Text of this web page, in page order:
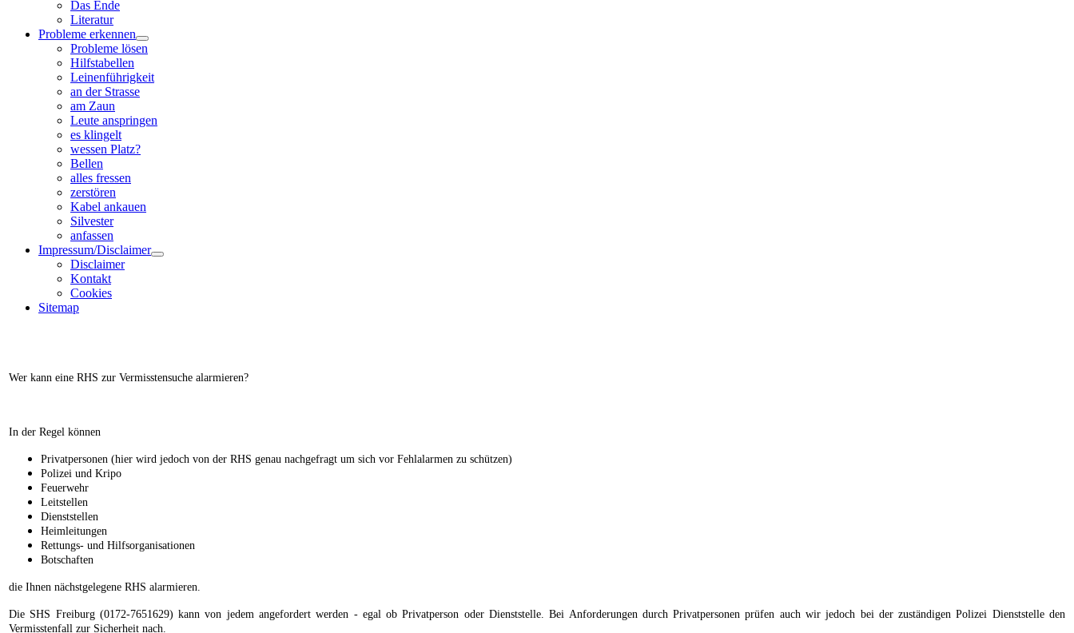
Das Ende
Literatur
Probleme erkennen
Probleme lösen
Hilfstabellen
Leinenführigkeit
an der Strasse
am Zaun
Leute anspringen
es klingelt
wessen Platz?
Bellen
alles fressen
zerstören
Kabel ankauen
Silvester
anfassen
Impressum/Disclaimer
Disclaimer
Kontakt
Cookies
Sitemap
Wer kann eine RHS zur Vermisstensuche alarmieren?
In der Regel können
Privatpersonen (hier wird jedoch von der RHS genau nachgefragt um sich vor Fehlalarmen zu schützen)
Polizei und Kripo
Feuerwehr
Leitstellen
Dienststellen
Heimleitungen
Rettungs- und Hilfsorganisationen
Botschaften
die Ihnen nächstgelegene RHS alarmieren.
Die SHS Freiburg (0172-7651629) kann von jedem angefordert werden - egal ob Privatperson oder Dienststelle. Bei Anforderungen durch Privatpersonen prüfen auch wir jedoch bei der zuständigen Polizei Dienststelle den
Vermisstenfall zur Sicherheit nach.